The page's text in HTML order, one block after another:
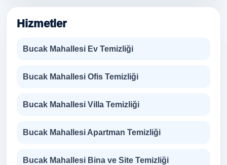
Hizmetler
Bucak Mahallesi Ev Temizliği
Bucak Mahallesi Ofis Temizliği
Bucak Mahallesi Villa Temizliği
Bucak Mahallesi Apartman Temizliği
Bucak Mahallesi Bina ve Site Temizliği